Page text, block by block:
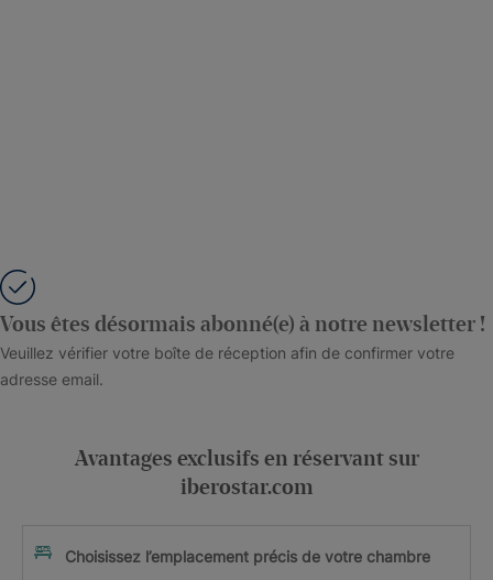
Vous êtes désormais abonné(e) à notre newsletter !
Veuillez vérifier votre boîte de réception afin de confirmer votre
adresse email.
Avantages exclusifs en réservant sur
iberostar.com
Choisissez l’emplacement précis de votre chambre